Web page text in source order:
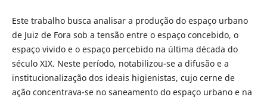
Este trabalho busca analisar a produção do espaço urbano
de Juiz de Fora sob a tensão entre o espaço concebido, o
espaço vivido e o espaço percebido na última década do
século XIX. Neste período, notabilizou-se a difusão e a
institucionalização dos ideais higienistas, cujo cerne de
ação concentrava-se no saneamento do espaço urbano e na